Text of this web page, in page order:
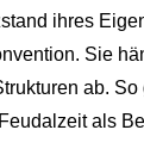
ihres
Sie
ab. So
als